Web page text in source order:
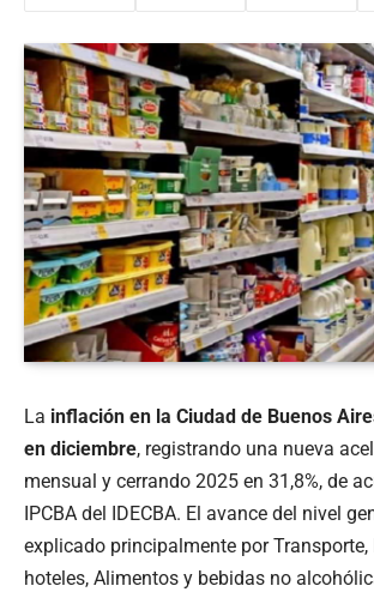
La inflación en la Ciudad de Buenos
en diciembre, registrando una nueva
mensual y cerrando 2025 en 31,8%, de
IPCBA del IDECBA. El avance del nivel
explicado principalmente por Transporte,
hoteles, Alimentos y bebidas no